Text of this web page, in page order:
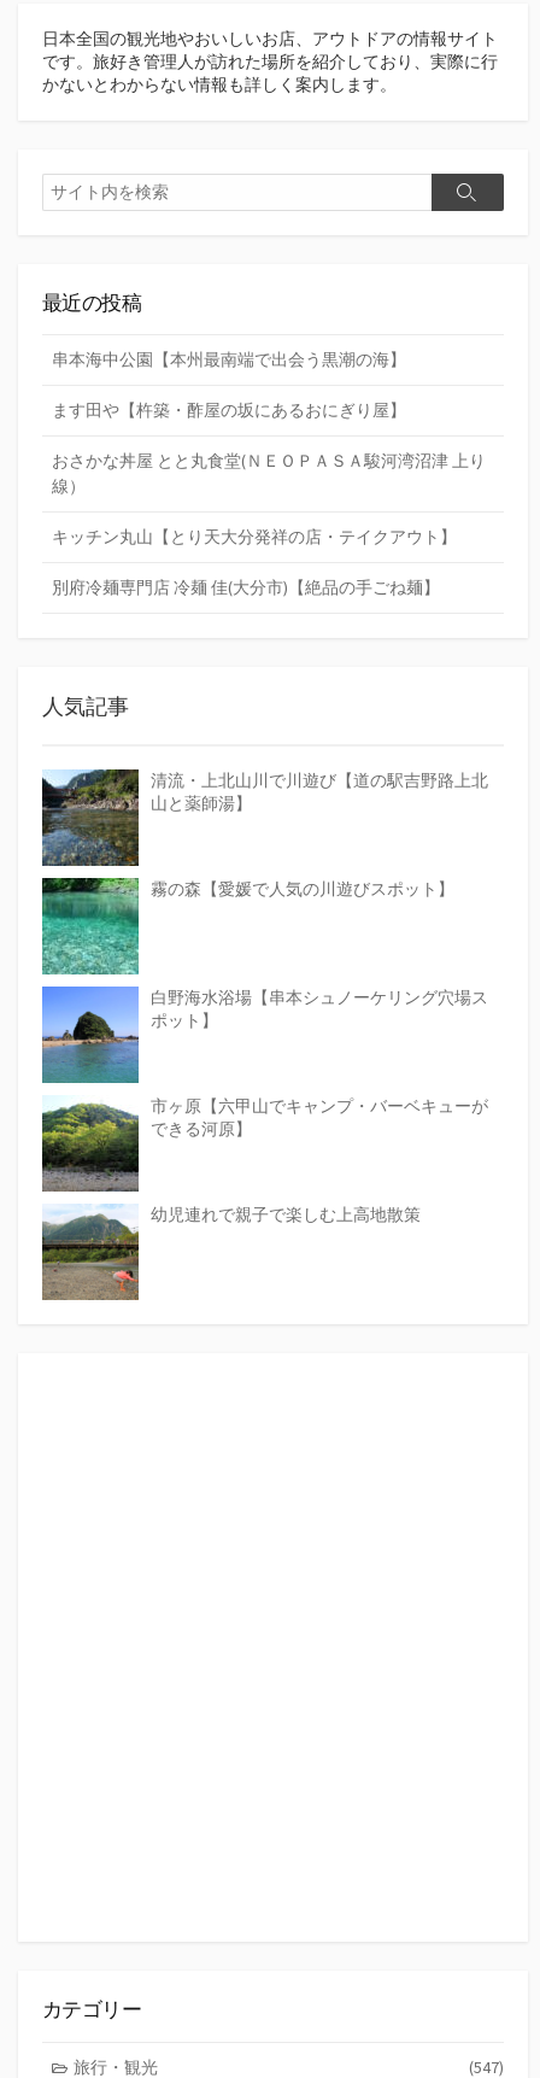
日本全国の観光地やおいしいお店、アウトドアの情報サイト
です。旅好き管理人が訪れた場所を紹介しており、実際に行
かないとわからない情報も詳しく案内します。
検
索
検
最近の投稿
串本海中公園【本州最南端で出会う黒潮の海】
ます田や【杵築・酢屋の坂にあるおにぎり屋】
おさかな丼屋 とと丸食堂(ＮＥＯＰＡＳＡ駿河湾沼津 上り
線）
キッチン丸山【とり天大分発祥の店・テイクアウト】
別府冷麺専門店 冷麺 佳(大分市)【絶品の手ごね麺】
人気記事
清流・上北山川で川遊び【道の駅吉野路上北
山と薬師湯】
霧の森【愛媛で人気の川遊びスポット】
白野海水浴場【串本シュノーケリング穴場ス
ポット】
市ヶ原【六甲山でキャンプ・バーベキューが
できる河原】
幼児連れで親子で楽しむ上高地散策
カテゴリー
旅行・観光 (547)